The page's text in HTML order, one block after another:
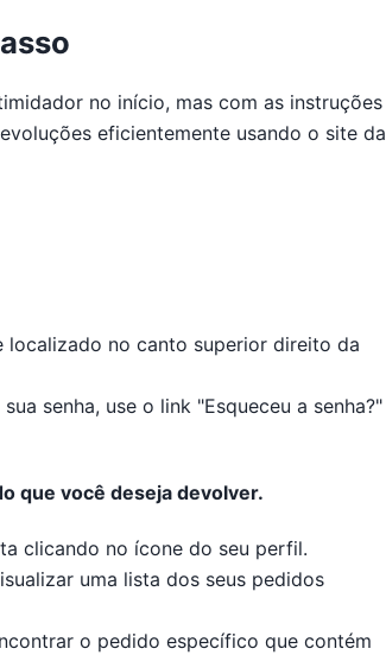
no início, mas com as instruções
eficientemente usando o site da
localizado no canto superior direito da
senha, use o link "Esqueceu a senha?"
que você deseja devolver.
clicando no ícone do seu perfil.
uma lista dos seus pedidos
o pedido específico que contém